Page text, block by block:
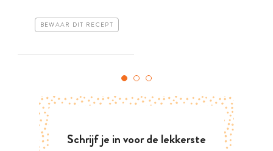
BEWAAR DIT RECEPT
Schrijf je in voor de lekkerste